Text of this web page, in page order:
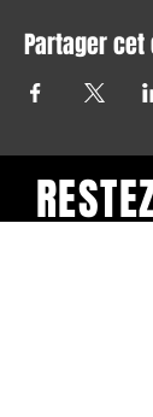
Partager cet